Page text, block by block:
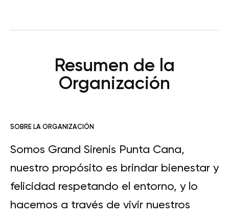
Resumen de la
Organización
SOBRE LA ORGANIZACIÓN
Somos Grand Sirenis Punta Cana,
nuestro propósito es brindar bienestar y
felicidad respetando el entorno, y lo
hacemos a través de vivir nuestros